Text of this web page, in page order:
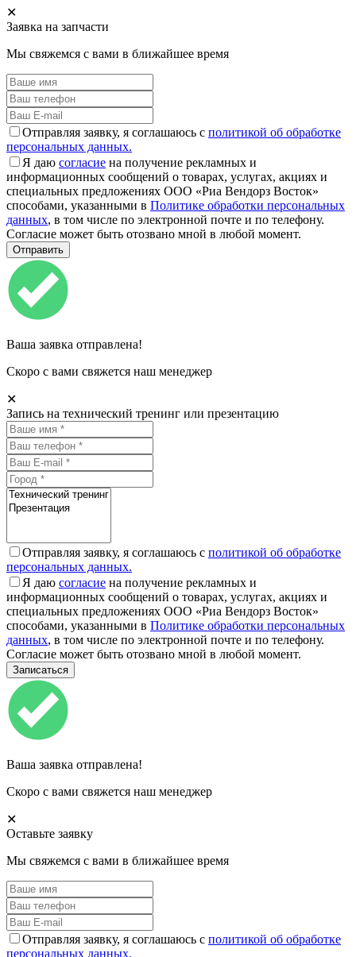
✕
Заявка на запчасти
Мы свяжемся с вами в ближайшее время
Отправляя заявку, я соглашаюсь с политикой об обработке
персональных данных.
Я даю согласие на получение рекламных и
информационных сообщений о товарах, услугах, акциях и
специальных предложениях ООО «Риа Вендорз Восток»
способами, указанными в Политике обработки персональных
данных, в том числе по электронной почте и по телефону.
Согласие может быть отозвано мной в любой момент.
Ваша заявка отправлена!
Скоро с вами свяжется наш менеджер
✕
Запись на технический тренинг или презентацию
Отправляя заявку, я соглашаюсь с политикой об обработке
персональных данных.
Я даю согласие на получение рекламных и
информационных сообщений о товарах, услугах, акциях и
специальных предложениях ООО «Риа Вендорз Восток»
способами, указанными в Политике обработки персональных
данных, в том числе по электронной почте и по телефону.
Согласие может быть отозвано мной в любой момент.
Ваша заявка отправлена!
Скоро с вами свяжется наш менеджер
✕
Оставьте заявку
Мы свяжемся с вами в ближайшее время
Отправляя заявку, я соглашаюсь с политикой об обработке
персональных данных.